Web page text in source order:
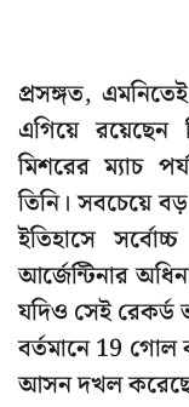
প্রসঙ্গত,
এগিয়ে
মিশরের ম্যাচ
তিনি। সবচেয়ে
ইতিহাসে
আর্জেন্টিনার
যদিও সেই রেকর্ড
বর্তমানে 19 গোল
আসন দখল